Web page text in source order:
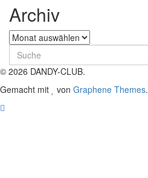
Archiv
Archiv
Search
for:
© 2026 DANDY-CLUB.
Gemacht mit
von Graphene Themes.